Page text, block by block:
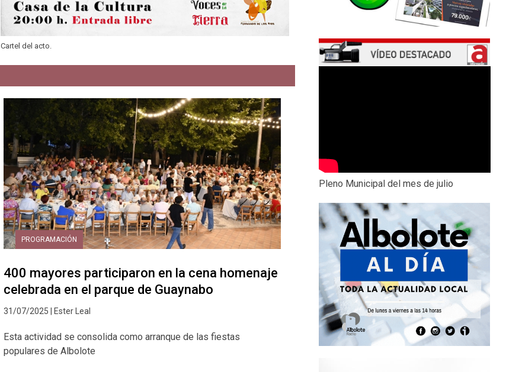
Cartel del acto.
PROGRAMACIÓN
400 mayores participaron en la cena homenaje
celebrada en el parque de Guaynabo
31/07/2025 | Ester Leal
Esta actividad se consolida como arranque de las fiestas
populares de Albolote
Pleno Municipal del mes de julio